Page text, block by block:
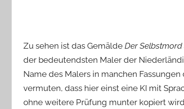
Zu sehen ist das Gemälde Der Selbstmord
der bedeutendsten Maler der
Name des Malers in manchen
vermuten, dass hier einst eine KI mit
ohne weitere Prüfung munter kopiert